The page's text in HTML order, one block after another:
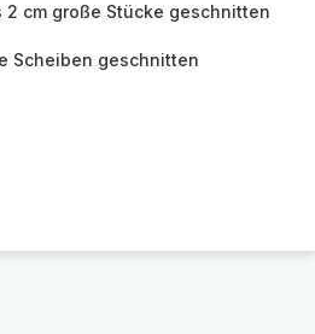
2 cm große Stücke geschnitten
Scheiben geschnitten